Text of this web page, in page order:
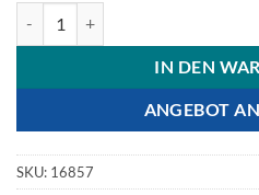
IN DEN
ANGEBOT
SKU: 16857